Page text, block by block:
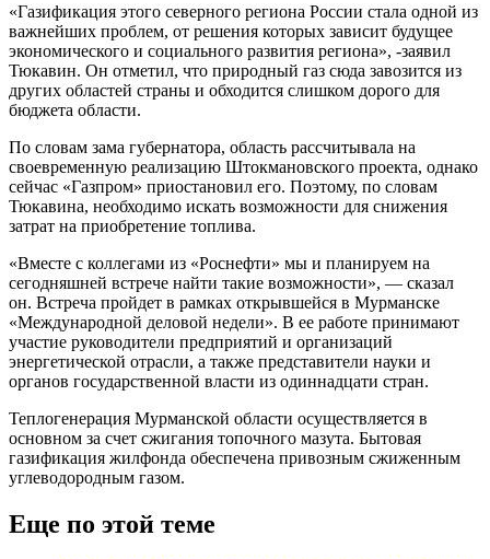
«Газификация этого северного региона России стала одной из
важнейших проблем, от решения которых зависит будущее
экономического и социального развития региона», -заявил
Тюкавин. Он отметил, что природный газ сюда завозится из
других областей страны и обходится слишком дорого для
бюджета области.
По словам зама губернатора, область рассчитывала на
своевременную реализацию Штокмановского проекта, однако
сейчас «Газпром» приостановил его. Поэтому, по словам
Тюкавина, необходимо искать возможности для снижения
затрат на приобретение топлива.
«Вместе с коллегами из «Роснефти» мы и планируем на
сегодняшней встрече найти такие возможности», — сказал
он. Встреча пройдет в рамках открывшейся в Мурманске
«Международной деловой недели». В ее работе принимают
участие руководители предприятий и организаций
энергетической отрасли, а также представители науки и
органов государственной власти из одиннадцати стран.
Теплогенерация Мурманской области осуществляется в
основном за счет сжигания топочного мазута. Бытовая
газификация жилфонда обеспечена привозным сжиженным
углеводородным газом.
Еще по этой теме